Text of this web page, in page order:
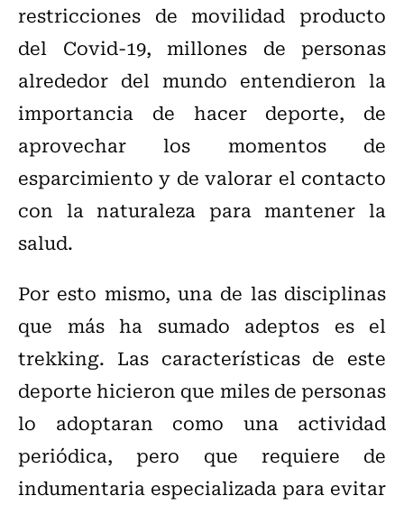
restricciones de movilidad producto
del Covid-19, millones de personas
alrededor del mundo entendieron la
importancia de hacer deporte, de
aprovechar los momentos de
esparcimiento y de valorar el contacto
con la naturaleza para mantener la
salud.
Por esto mismo, una de las disciplinas
que más ha sumado adeptos es el
trekking. Las características de este
deporte hicieron que miles de personas
lo adoptaran como una actividad
periódica, pero que requiere de
indumentaria especializada para evitar